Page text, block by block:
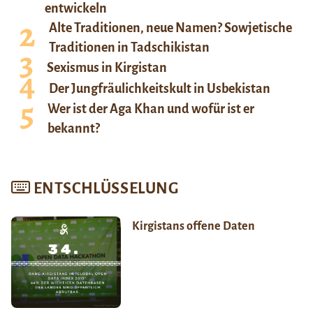
entwickeln
Alte Traditionen, neue Namen? Sowjetische
Traditionen in Tadschikistan
Sexismus in Kirgistan
Der Jungfräulichkeitskult in Usbekistan
Wer ist der Aga Khan und wofür ist er
bekannt?
ENTSCHLÜSSELUNG
Kirgistans offene Daten